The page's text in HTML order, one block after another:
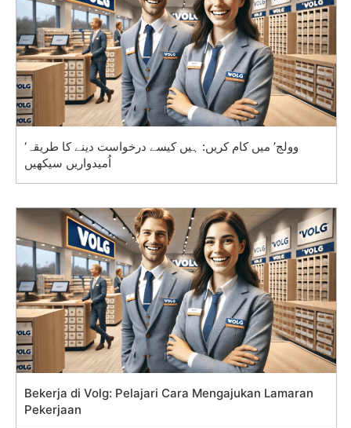
‘وولج’ میں کام کریں: ہیں کیسے درخواست دینے کا طریقہ
اُمیدواریں سیکھیں
Bekerja di Volg: Pelajari Cara Mengajukan Lamaran
Pekerjaan